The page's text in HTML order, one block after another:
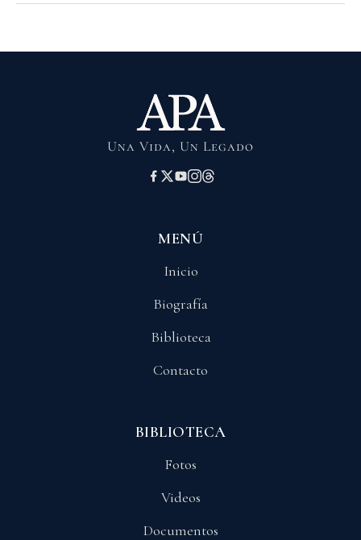
Una Vida, Un Legado
MENÚ
Inicio
Biografía
Biblioteca
Contacto
BIBLIOTECA
Fotos
Videos
Documentos